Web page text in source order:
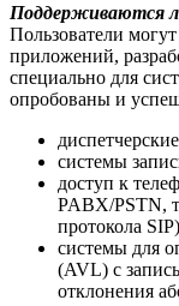
Поддерживаются
Пользователи
приложений,
специально для
опробованы и
системы
доступ к
PABX/PSTN,
протокола SIP)
системы для
(AVL) с
отклонения